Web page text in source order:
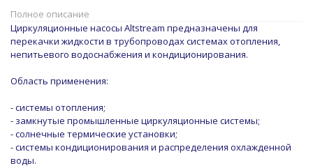
Полное описание
Циркуляционные насосы Altstream предназначены для
перекачки жидкости в трубопроводах системах отопления,
непитьевого водоснабжения и кондиционирования.
Область применения:
- системы отопления;
- замкнутые промышленные циркуляционные системы;
- солнечные термические установки;
- системы кондиционирования и распределения охлажденной
воды.